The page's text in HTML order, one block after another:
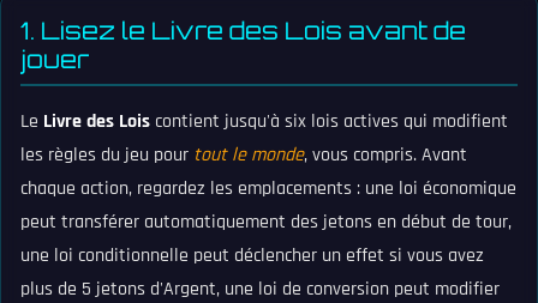
1. Lisez le Livre des Lois avant de
jouer
Le Livre des Lois contient jusqu'à six lois actives qui modifient
les règles du jeu pour tout le monde, vous compris. Avant
chaque action, regardez les emplacements : une loi économique
peut transférer automatiquement des jetons en début de tour,
une loi conditionnelle peut déclencher un effet si vous avez
plus de 5 jetons d'Argent, une loi de conversion peut modifier